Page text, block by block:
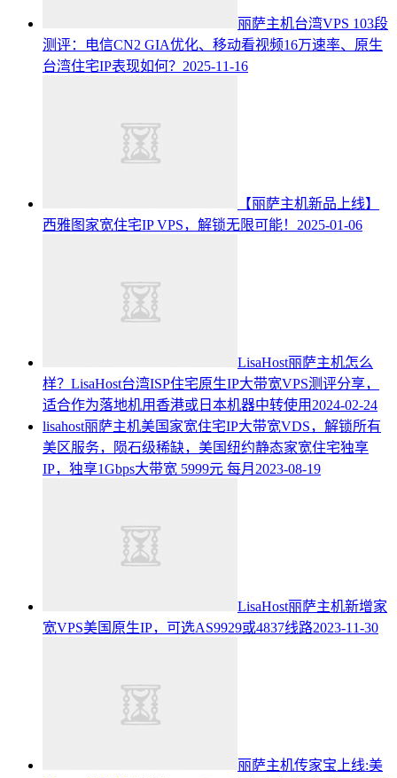
丽萨主机台湾VPS 103段
测评：电信CN2 GIA优化、移动看视频16万速率、原生
台湾住宅IP表现如何？ 2025-11-16
【丽萨主机新品上线】
西雅图家宽住宅IP VPS，解锁无限可能！ 2025-01-06
LisaHost丽萨主机怎么
样？LisaHost台湾ISP住宅原生IP大带宽VPS测评分享，
适合作为落地机用香港或日本机器中转使用 2024-02-24
lisahost丽萨主机美国家宽住宅IP大带宽VDS，解锁所有
美区服务，陨石级稀缺，美国纽约静态家宽住宅独享
IP，独享1Gbps大带宽 5999元 每月 2023-08-19
LisaHost丽萨主机新增家
宽VPS美国原生IP，可选AS9929或4837线路2023-11-30
丽萨主机传家宝上线:美